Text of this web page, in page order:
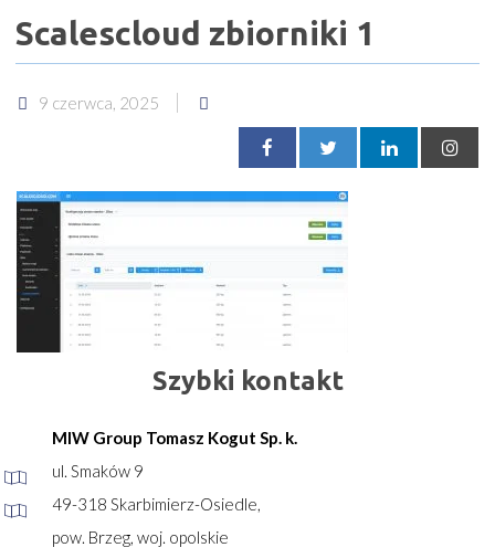
Scalescloud zbiorniki 1
9 czerwca, 2025
Szybki kontakt
MIW Group Tomasz Kogut Sp. k.
ul. Smaków 9
49-318 Skarbimierz-Osiedle,
pow. Brzeg, woj. opolskie